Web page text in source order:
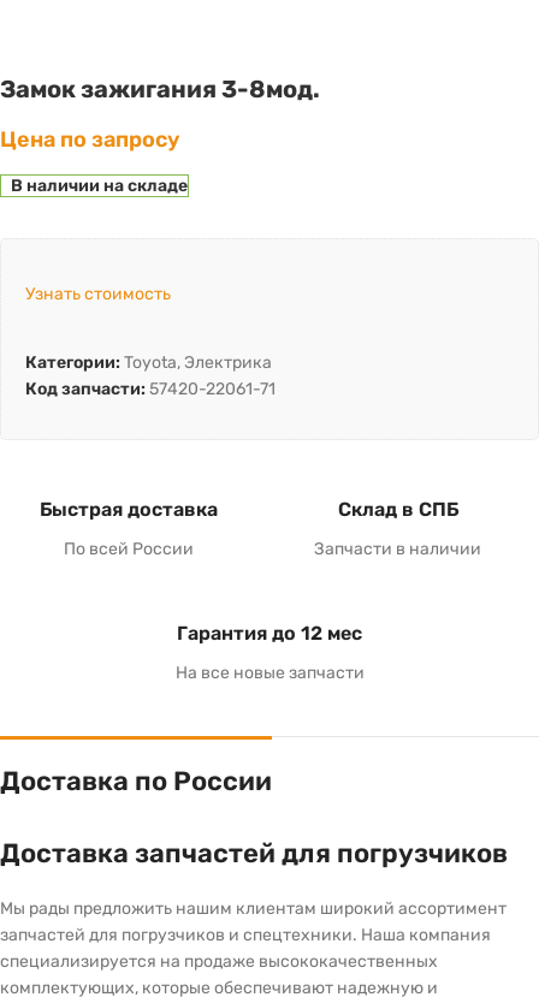
Замок зажигания 3-8мод.
Цена по запросу
В наличии на складе
Узнать стоимость
Категории: Toyota,Электрика
Код запчасти: 57420-22061-71
Быстрая доставка
По всей России
Склад в СПБ
Запчасти в наличии
Гарантия до 12 мес
На все новые запчасти
Доставка по России
Доставка запчастей для погрузчиков
Мы рады предложить нашим клиентам широкий ассортимент
запчастей для погрузчиков и спецтехники. Наша компания
специализируется на продаже высококачественных
комплектующих, которые обеспечивают надежную и